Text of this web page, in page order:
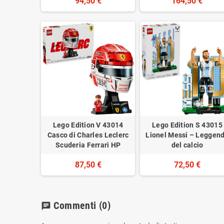
Lego Edition V 43014
Casco di Charles Leclerc
Scuderia Ferrari HP
87,50 €
Lego Edition S 43015
Lionel Messi –
del calcio
72,50 €
chat Commenti (0)